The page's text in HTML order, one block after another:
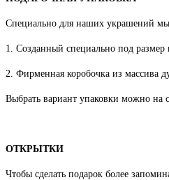
Специально для наших украшений
1. Созданный специально под
2. Фирменная коробочка из массива
Выбрать вариант упаковки можно на
ОТКРЫТКИ
Чтобы сделать подарок более